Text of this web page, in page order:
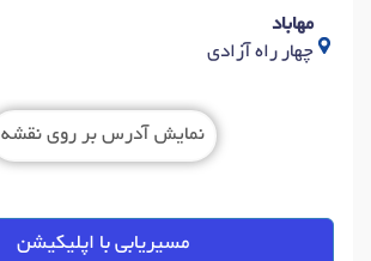
مهاباد
چهار راه آزادی
نمایش آدرس بر روی نقشه
مسیریابی با اپلیکیشن